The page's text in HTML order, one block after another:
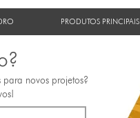
PRODUTOS PRINCIPAIS
novos projetos?